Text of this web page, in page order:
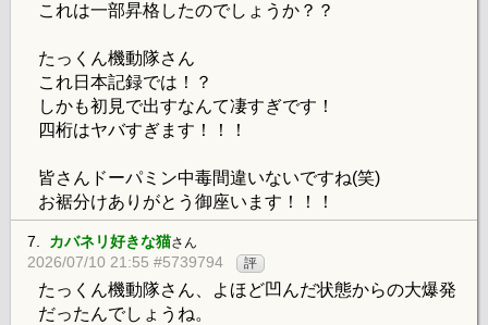
これは一部昇格したのでしょうか？？
たっくん機動隊さん
これ日本記録では！？
しかも初見で出すなんて凄すぎです！
四桁はヤバすぎます！！！
皆さんドーパミン中毒間違いないですね(笑)
お裾分けありがとう御座います！！！
7. カバネリ好きな猫さん
2026/07/10 21:55 #5739794 評
たっくん機動隊さん、よほど凹んだ状態からの大爆発
だったんでしょうね。